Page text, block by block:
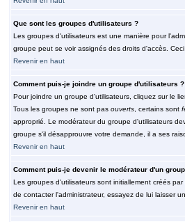
Que sont les groupes d'utilisateurs ?
Les groupes d'utilisateurs est une manière pour
groupe peut se voir assignés des droits d'accès.
Revenir en haut
Comment puis-je joindre un groupe d'utilisateurs ?
Pour joindre un groupe d'utilisateurs, cliquez sur le
Tous les groupes ne sont pas ouverts, certains sont
approprié. Le modérateur du groupe d'utilisateurs
groupe s'il désapprouvre votre demande, il a ses
Revenir en haut
Comment puis-je devenir le modérateur d'un
Les groupes d'utilisateurs sont initiallement créés
de contacter l'administrateur, essayez de lui laisser
Revenir en haut